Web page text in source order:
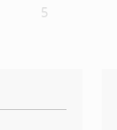
5